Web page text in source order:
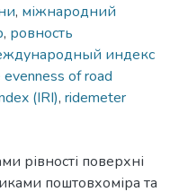
, міжнародний
, ровность
индекс
evenness of road
(IRI), ridemeter
рівності поверхні
поштовхоміра та